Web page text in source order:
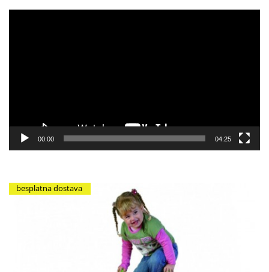
00:00 04:25
besplatna dostava